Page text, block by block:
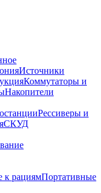
Источники
Коммутаторы и
Накопители
Рессиверы и
СКУД
к рациямПортативные